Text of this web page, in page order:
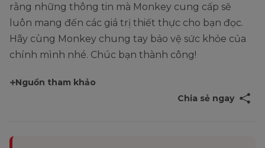
rằng những thông tin mà Monkey cung cấp sẽ
luôn mang đến các giá trị thiết thực cho bạn đọc.
Hãy cùng Monkey chung tay bảo vệ sức khỏe của
chính mình nhé. Chúc bạn thành công!
Nguồn tham khảo
Chia sẻ ngay